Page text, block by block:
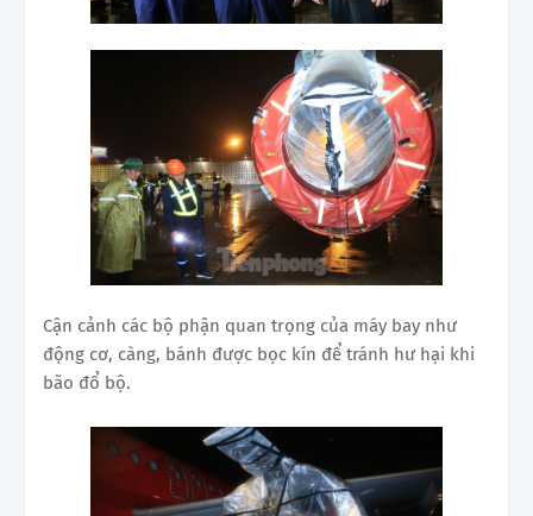
Cận cảnh các bộ phận quan trọng của máy bay như
động cơ, càng, bánh được bọc kín để tránh hư hại khi
bão đổ bộ.